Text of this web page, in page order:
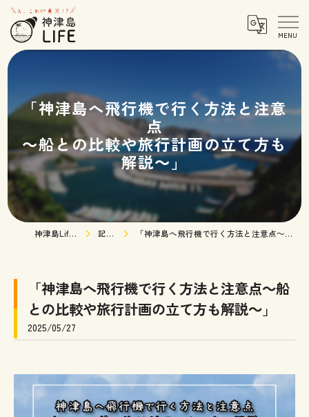
「神津島へ飛行機で行く方法と注意
点
～船との比較や旅行計画の立て方も
解説～」
神津島Life TOPページ 記事一覧 「神津島へ飛行機で行く方法と注意点～船との比較や旅行計画の立て方も解説～」
「神津島へ飛行機で行く方法と注意点～船
との比較や旅行計画の立て方も解説～」
2025/05/27